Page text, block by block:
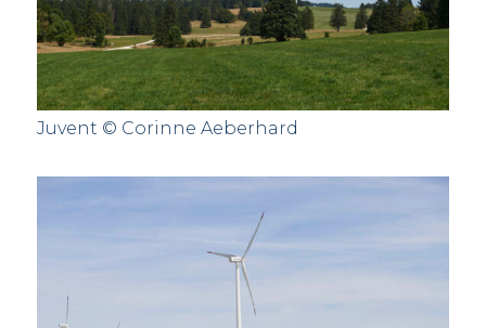
Juvent © Corinne Aeberhard